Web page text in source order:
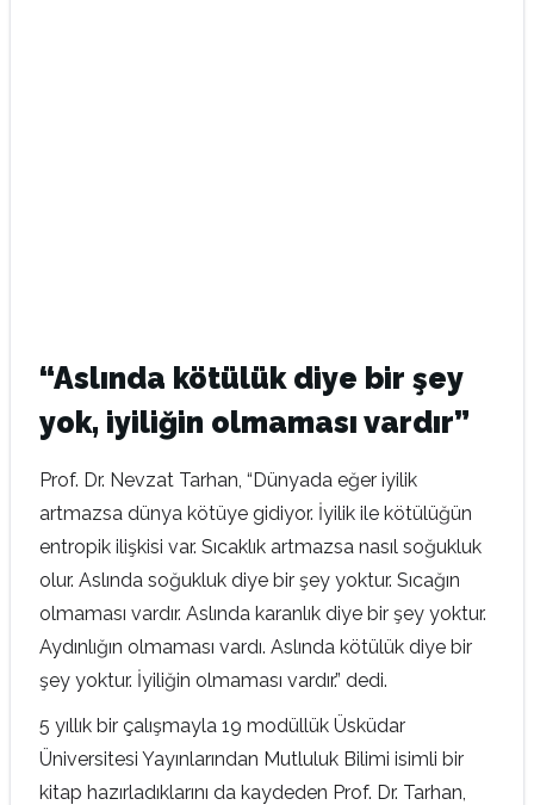
“Aslında kötülük diye bir şey
yok, iyiliğin olmaması vardır”
Prof. Dr. Nevzat Tarhan, “Dünyada eğer iyilik
artmazsa dünya kötüye gidiyor. İyilik ile kötülüğün
entropik ilişkisi var. Sıcaklık artmazsa nasıl soğukluk
olur. Aslında soğukluk diye bir şey yoktur. Sıcağın
olmaması vardır. Aslında karanlık diye bir şey yoktur.
Aydınlığın olmaması vardı. Aslında kötülük diye bir
şey yoktur. İyiliğin olmaması vardır.” dedi.
5 yıllık bir çalışmayla 19 modüllük Üsküdar
Üniversitesi Yayınlarından Mutluluk Bilimi isimli bir
kitap hazırladıklarını da kaydeden Prof. Dr. Tarhan,